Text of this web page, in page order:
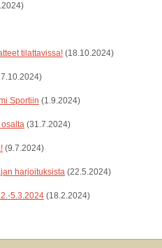
tilattavissa! (18.10.2024)
Sportiin (1.9.2024)
(31.7.2024)
(9.7.2024)
harjoituksista (22.5.2024)
5.3.2024 (18.2.2024)